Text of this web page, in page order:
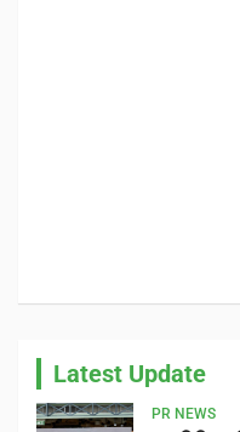
Latest Update
PR NEWS